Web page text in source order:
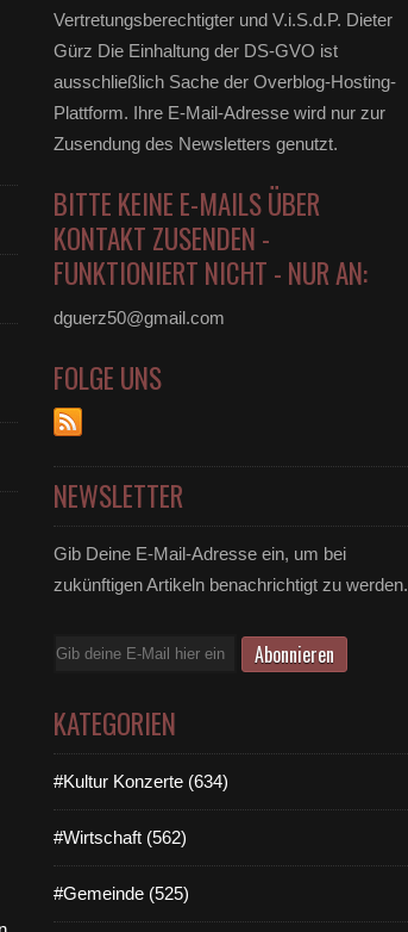
Vertretungsberechtigter und V.i.S.d.P. Dieter
Gürz Die Einhaltung der DS-GVO ist
ausschließlich Sache der Overblog-Hosting-
Plattform. Ihre E-Mail-Adresse wird nur zur
Zusendung des Newsletters genutzt.
BITTE KEINE E-MAILS ÜBER
KONTAKT ZUSENDEN -
FUNKTIONIERT NICHT - NUR AN:
dguerz50@gmail.com
FOLGE UNS
NEWSLETTER
Gib Deine E-Mail-Adresse ein, um bei
zukünftigen Artikeln benachrichtigt zu werden.
E-
KATEGORIEN
#Kultur Konzerte (634)
#Wirtschaft (562)
#Gemeinde (525)